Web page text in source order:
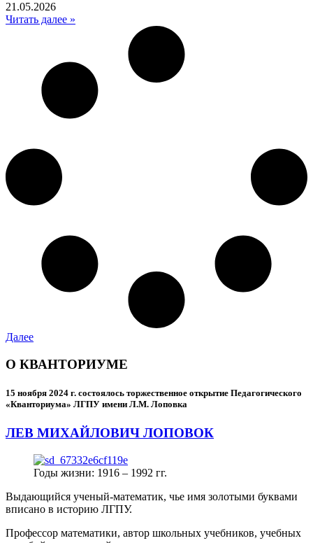
21.05.2026
Читать далее »
Далее
О КВАНТОРИУМЕ
15 ноября 2024 г. состоялось торжественное открытие Педагогического
«Кванториума» ЛГПУ имени Л.М. Лоповка
ЛЕВ МИХАЙЛОВИЧ ЛОПОВОК
Годы жизни: 1916 – 1992 гг.
Выдающийся ученый-математик, чье имя золотыми буквами
вписано в историю ЛГПУ.
Профессор математики, автор школьных учебников, учебных